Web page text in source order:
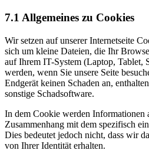
7.1 Allgemeines zu Cookies
Wir setzen auf unserer Internetseite
sich um kleine Dateien, die Ihr
auf Ihrem IT-System (Laptop, Tablet,
werden, wenn Sie unsere Seite
Endgerät keinen Schaden an,
sonstige Schadsoftware.
In dem Cookie werden Informationen
Zusammenhang mit dem spezifisch
Dies bedeutet jedoch nicht, dass wir
von Ihrer Identität erhalten.